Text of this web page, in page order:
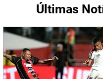
Últimas